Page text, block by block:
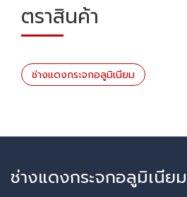
ตราสินค้า
ช่างแดงกระจกอลูมิเนียม
ช่างแดงกระจกอลูมิเนีย